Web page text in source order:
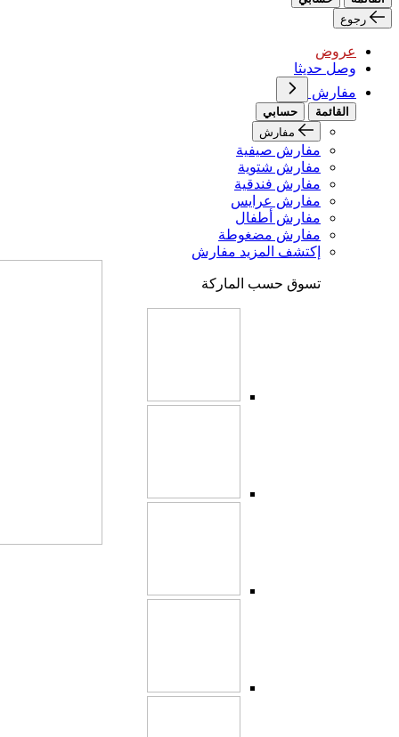
رجوع
عروض
وصل حديثا
مفارش
القائمة
حسابي
مفارش
مفارش صيفية
مفارش شتوية
مفارش فندقية
مفارش عرايس
مفارش أطفال
مفارش مضغوطة
إكتشف المزيد مفارش
تسوق حسب الماركة